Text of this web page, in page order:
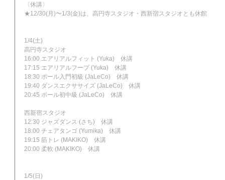
〈休講〉
★12/30(月)〜1/3(金)は、高円寺スタジオ・西新宿スタジオとも休館
1/4(土)
高円寺スタジオ
16:00 エアリアルフィット (Yuka)　休講
17:15 エアリアルフープ (Yuka)　休講
18:30 ポール入門初級 (JaLeCo)　休講
19:40 ダンスエクササイズ (JaLeCo)　休講
20:45 ポール初中級 (JaLeCo)　休講
西新宿スタジオ
12:30 ジャズダンス (さち)　休講
18:00 チェアタンゴ (Yumika)　休講
19:15 筋トレ (MAKIKO)　休講
20:00 柔軟 (MAKIKO)　休講
1/5(日)